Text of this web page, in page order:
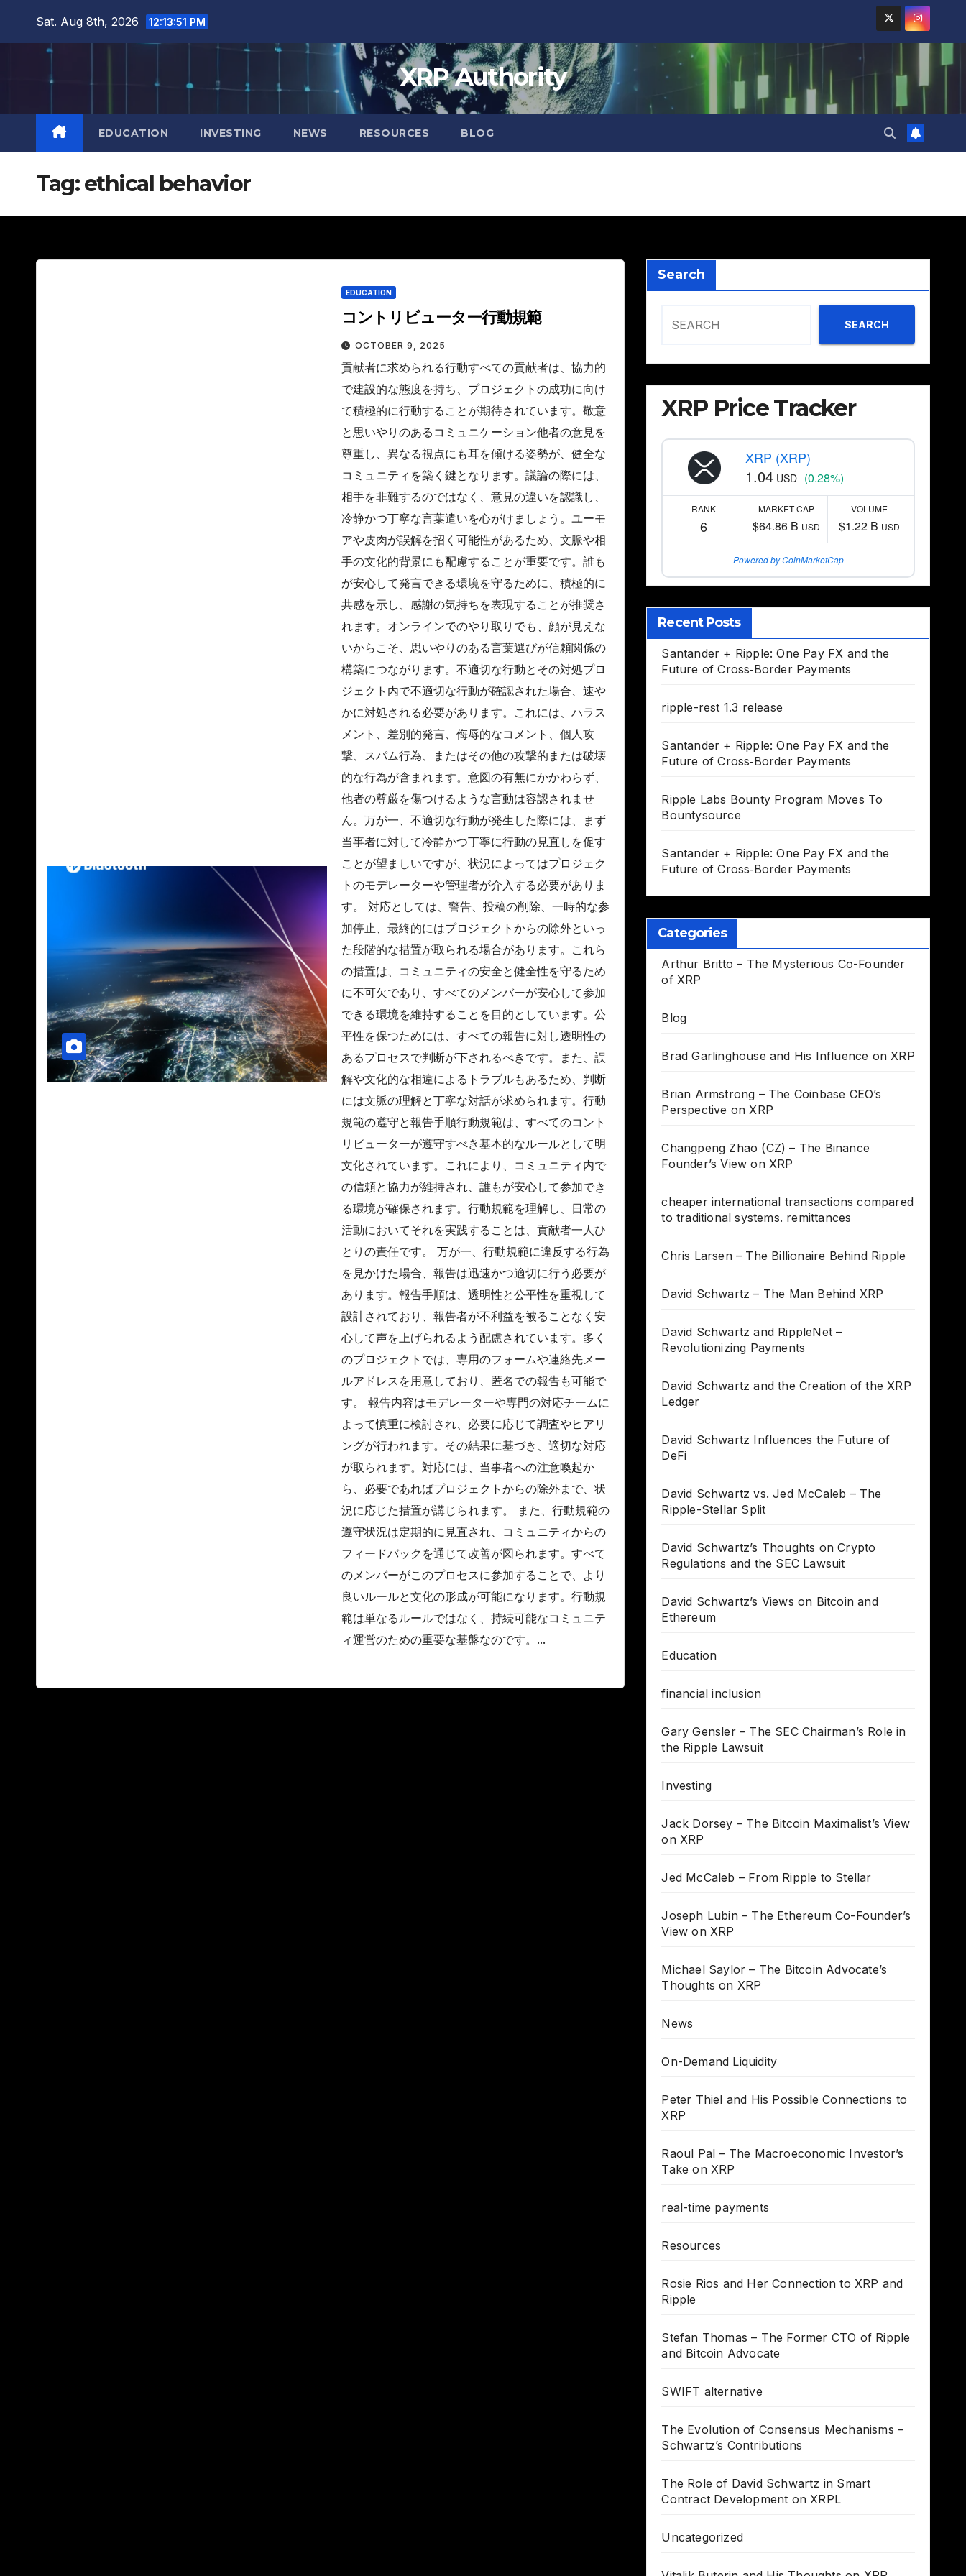
Sat. Aug 8th, 2026 12:13:52 PM
XRP Authority
EDUCATION INVESTING NEWS RESOURCES BLOG
Tag:ethical behavior
EDUCATION
コントリビューター行動規範
OCTOBER 9, 2025
貢献者に求められる行動すべての貢献者は、協力的
で建設的な態度を持ち、プロジェクトの成功に向け
て積極的に行動することが期待されています。敬意
と思いやりのあるコミュニケーション他者の意見を
尊重し、異なる視点にも耳を傾ける姿勢が、健全な
コミュニティを築く鍵となります。議論の際には、
相手を非難するのではなく、意見の違いを認識し、
冷静かつ丁寧な言葉遣いを心がけましょう。ユーモ
アや皮肉が誤解を招く可能性があるため、文脈や相
手の文化的背景にも配慮することが重要です。誰も
が安心して発言できる環境を守るために、積極的に
共感を示し、感謝の気持ちを表現することが推奨さ
れます。オンラインでのやり取りでも、顔が見えな
いからこそ、思いやりのある言葉選びが信頼関係の
構築につながります。不適切な行動とその対処プロ
ジェクト内で不適切な行動が確認された場合、速や
かに対処される必要があります。これには、ハラス
メント、差別的発言、侮辱的なコメント、個人攻
撃、スパム行為、またはその他の攻撃的または破壊
的な行為が含まれます。意図の有無にかかわらず、
他者の尊厳を傷つけるような言動は容認されませ
ん。万が一、不適切な行動が発生した際には、まず
当事者に対して冷静かつ丁寧に行動の見直しを促す
ことが望ましいですが、状況によってはプロジェク
トのモデレーターや管理者が介入する必要がありま
す。 対応としては、警告、投稿の削除、一時的な参
加停止、最終的にはプロジェクトからの除外といっ
た段階的な措置が取られる場合があります。これら
の措置は、コミュニティの安全と健全性を守るため
に不可欠であり、すべてのメンバーが安心して参加
できる環境を維持することを目的としています。公
平性を保つためには、すべての報告に対し透明性の
あるプロセスで判断が下されるべきです。また、誤
解や文化的な相違によるトラブルもあるため、判断
には文脈の理解と丁寧な対話が求められます。行動
規範の遵守と報告手順行動規範は、すべてのコント
リビューターが遵守すべき基本的なルールとして明
文化されています。これにより、コミュニティ内で
の信頼と協力が維持され、誰もが安心して参加でき
る環境が確保されます。行動規範を理解し、日常の
活動においてそれを実践することは、貢献者一人ひ
とりの責任です。 万が一、行動規範に違反する行為
を見かけた場合、報告は迅速かつ適切に行う必要が
あります。報告手順は、透明性と公平性を重視して
設計されており、報告者が不利益を被ることなく安
心して声を上げられるよう配慮されています。多く
のプロジェクトでは、専用のフォームや連絡先メー
ルアドレスを用意しており、匿名での報告も可能で
す。 報告内容はモデレーターや専門の対応チームに
よって慎重に検討され、必要に応じて調査やヒアリ
ングが行われます。その結果に基づき、適切な対応
が取られます。対応には、当事者への注意喚起か
ら、必要であればプロジェクトからの除外まで、状
況に応じた措置が講じられます。 また、行動規範の
遵守状況は定期的に見直され、コミュニティからの
フィードバックを通じて改善が図られます。すべて
のメンバーがこのプロセスに参加することで、より
良いルールと文化の形成が可能になります。行動規
範は単なるルールではなく、持続可能なコミュニテ
ィ運営のための重要な基盤なのです。...
Search
SEARCH
XRP Price Tracker
XRP (XRP)
1.04 USD (0.28%)
RANK
6
MARKET CAP
$64.86 B USD
VOLUME
$1.22 B USD
Powered by CoinMarketCap
Recent Posts
Santander + Ripple: One Pay FX and the
Future of Cross‑Border Payments
ripple-rest 1.3 release
Santander + Ripple: One Pay FX and the
Future of Cross‑Border Payments
Ripple Labs Bounty Program Moves To
Bountysource
Santander + Ripple: One Pay FX and the
Future of Cross‑Border Payments
Categories
Arthur Britto – The Mysterious Co-Founder
of XRP
Blog
Brad Garlinghouse and His Influence on XRP
Brian Armstrong – The Coinbase CEO’s
Perspective on XRP
Changpeng Zhao (CZ) – The Binance
Founder’s View on XRP
cheaper international transactions compared
to traditional systems. remittances
Chris Larsen – The Billionaire Behind Ripple
David Schwartz – The Man Behind XRP
David Schwartz and RippleNet –
Revolutionizing Payments
David Schwartz and the Creation of the XRP
Ledger
David Schwartz Influences the Future of
DeFi
David Schwartz vs. Jed McCaleb – The
Ripple-Stellar Split
David Schwartz’s Thoughts on Crypto
Regulations and the SEC Lawsuit
David Schwartz’s Views on Bitcoin and
Ethereum
Education
financial inclusion
Gary Gensler – The SEC Chairman’s Role in
the Ripple Lawsuit
Investing
Jack Dorsey – The Bitcoin Maximalist’s View
on XRP
Jed McCaleb – From Ripple to Stellar
Joseph Lubin – The Ethereum Co-Founder’s
View on XRP
Michael Saylor – The Bitcoin Advocate’s
Thoughts on XRP
News
On-Demand Liquidity
Peter Thiel and His Possible Connections to
XRP
Raoul Pal – The Macroeconomic Investor’s
Take on XRP
real-time payments
Resources
Rosie Rios and Her Connection to XRP and
Ripple
Stefan Thomas – The Former CTO of Ripple
and Bitcoin Advocate
SWIFT alternative
The Evolution of Consensus Mechanisms –
Schwartz’s Contributions
The Role of David Schwartz in Smart
Contract Development on XRPL
Uncategorized